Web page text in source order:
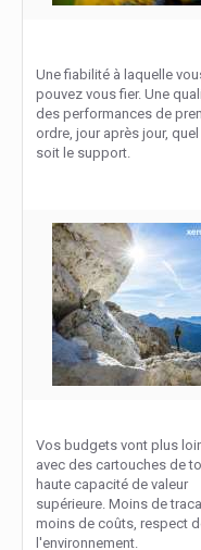
Une fiabilité à laquelle
pouvez vous fier. Une
des performances de
ordre, jour après jour,
soit le support.
Vos budgets vont plus
avec des cartouches de
haute capacité de valeur
supérieure. Moins de
moins de coûts, respect
l'environnement.